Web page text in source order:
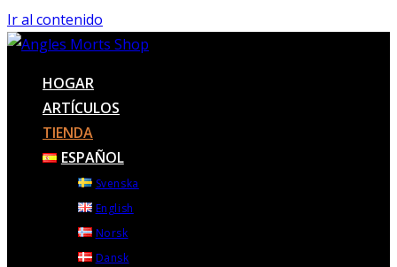
Ir al contenido
HOGAR
ARTÍCULOS
TIENDA
ESPAÑOL
Svenska
English
Norsk
Dansk